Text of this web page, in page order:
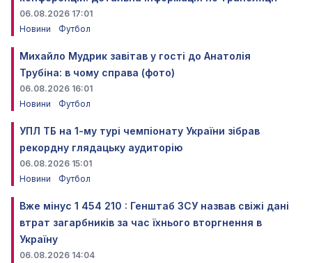
06.08.2026 17:01
Новини
Футбол
Михайло Мудрик завітав у гості до Анатолія
Трубіна: в чому справа (фото)
06.08.2026 16:01
Новини
Футбол
УПЛ ТБ на 1-му турі чемпіонату України зібрав
рекордну глядацьку аудиторію
06.08.2026 15:01
Новини
Футбол
Вже мінус 1 454 210 : Генштаб ЗСУ назвав свіжі дані
втрат загарбників за час їхнього вторгнення в
Україну
06.08.2026 14:04